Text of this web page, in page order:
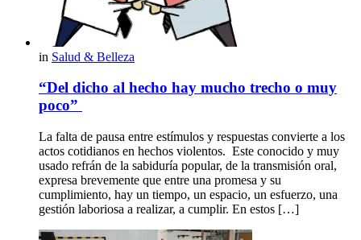
in Salud & Belleza
“Del dicho al hecho hay mucho trecho o muy
poco”
La falta de pausa entre estímulos y respuestas convierte a los
actos cotidianos en hechos violentos. Este conocido y muy
usado refrán de la sabiduría popular, de la transmisión oral,
expresa brevemente que entre una promesa y su
cumplimiento, hay un tiempo, un espacio, un esfuerzo, una
gestión laboriosa a realizar, a cumplir. En estos […]